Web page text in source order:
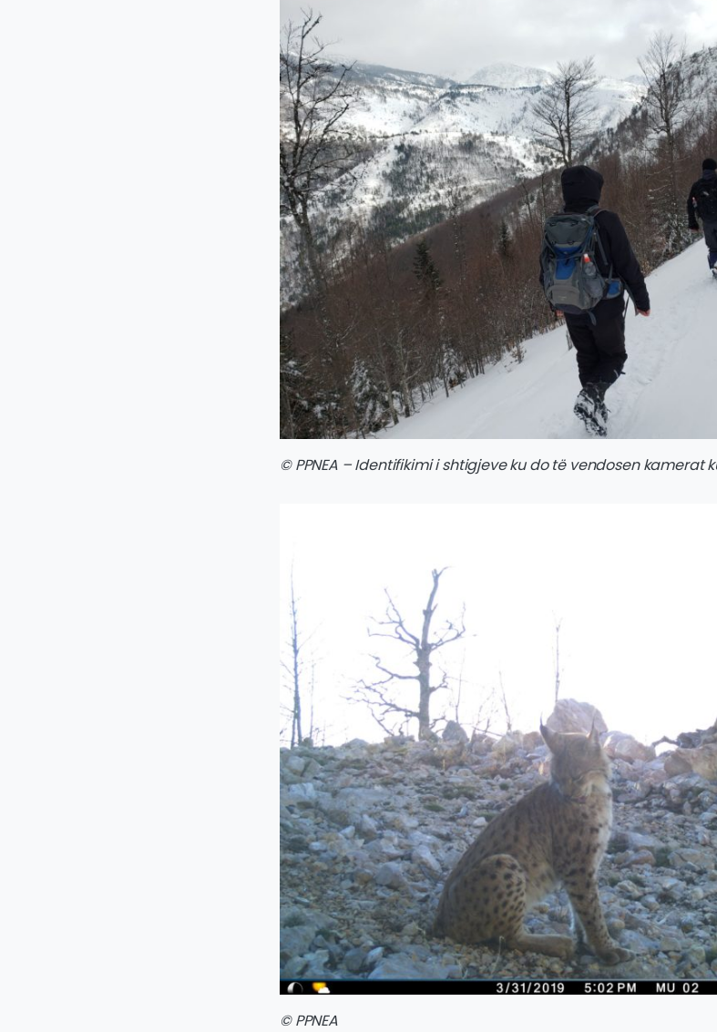
© PPNEA – Identifikimi i shtigjeve ku do të vendosen kamerat
© PPNEA